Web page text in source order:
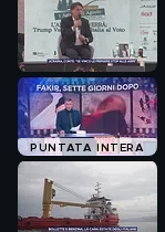
PUNTATA INTERA